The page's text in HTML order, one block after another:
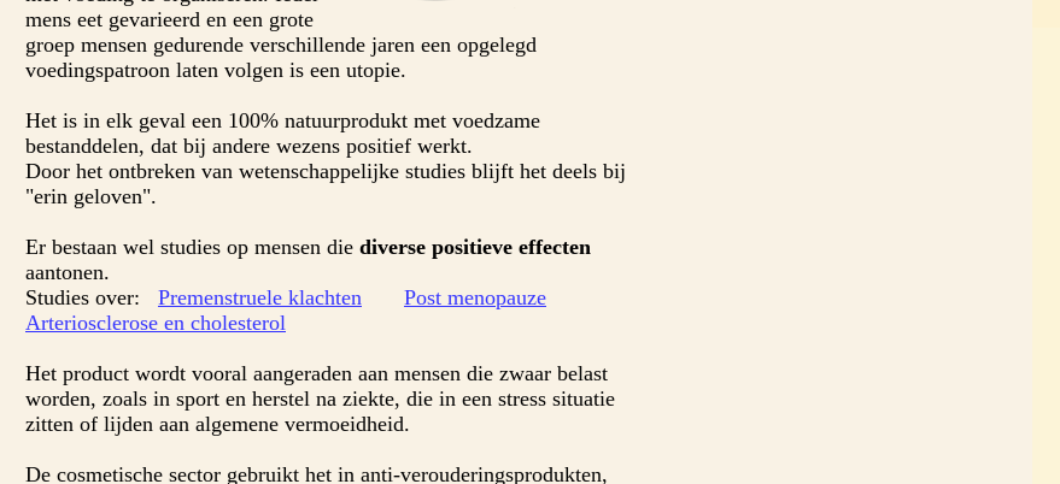
mens eet gevarieerd en een grote
groep mensen gedurende verschillende jaren een opgelegd
voedingspatroon laten volgen is een utopie.
Het is in elk geval een 100% natuurprodukt met voedzame
bestanddelen, dat bij andere wezens positief werkt.
Door het ontbreken van wetenschappelijke studies blijft het deels bij
"erin geloven".
Er bestaan wel studies op mensen die diverse positieve effecten
aantonen.
Studies over: Premenstruele klachten
Post menopauze
Arteriosclerose en cholesterol
Het product wordt vooral aangeraden aan mensen die zwaar belast
worden, zoals in sport en herstel na ziekte, die in een stress situatie
zitten of lijden aan algemene vermoeidheid.
De cosmetische sector gebruikt het in anti-verouderingsprodukten,